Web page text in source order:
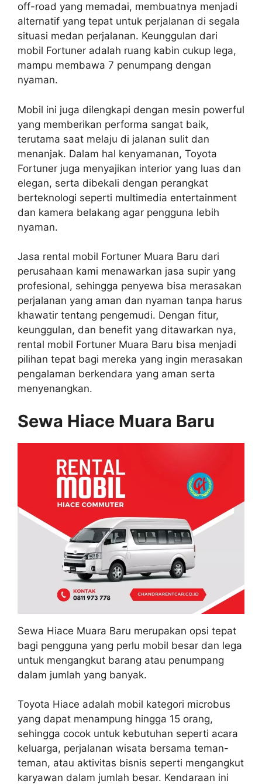
off-road yang memadai, membuatnya menjadi
alternatif yang tepat untuk perjalanan di segala
situasi medan perjalanan. Keunggulan dari
mobil Fortuner adalah ruang kabin cukup lega,
mampu membawa 7 penumpang dengan
nyaman.
Mobil ini juga dilengkapi dengan mesin powerful
yang memberikan performa sangat baik,
terutama saat melaju di jalanan sulit dan
menanjak. Dalam hal kenyamanan, Toyota
Fortuner juga menyajikan interior yang luas dan
elegan, serta dibekali dengan perangkat
berteknologi seperti multimedia entertainment
dan kamera belakang agar pengguna lebih
nyaman.
Jasa rental mobil Fortuner Muara Baru dari
perusahaan kami menawarkan jasa supir yang
profesional, sehingga penyewa bisa merasakan
perjalanan yang aman dan nyaman tanpa harus
khawatir tentang pengemudi. Dengan fitur,
keunggulan, dan benefit yang ditawarkan nya,
rental mobil Fortuner Muara Baru bisa menjadi
pilihan tepat bagi mereka yang ingin merasakan
pengalaman berkendara yang aman serta
menyenangkan.
Sewa Hiace Muara Baru
Sewa Hiace Muara Baru merupakan opsi tepat
bagi pengguna yang perlu mobil besar dan lega
untuk mengangkut barang atau penumpang
dalam jumlah yang banyak.
Toyota Hiace adalah mobil kategori microbus
yang dapat menampung hingga 15 orang,
sehingga cocok untuk kebutuhan seperti acara
keluarga, perjalanan wisata bersama teman-
teman, atau aktivitas bisnis seperti mengangkut
karyawan dalam jumlah besar. Kendaraan ini